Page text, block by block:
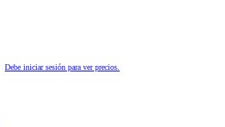
Debe iniciar sesión para ver precios.